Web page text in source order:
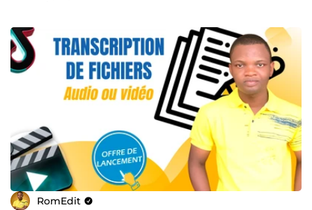
RomEdit